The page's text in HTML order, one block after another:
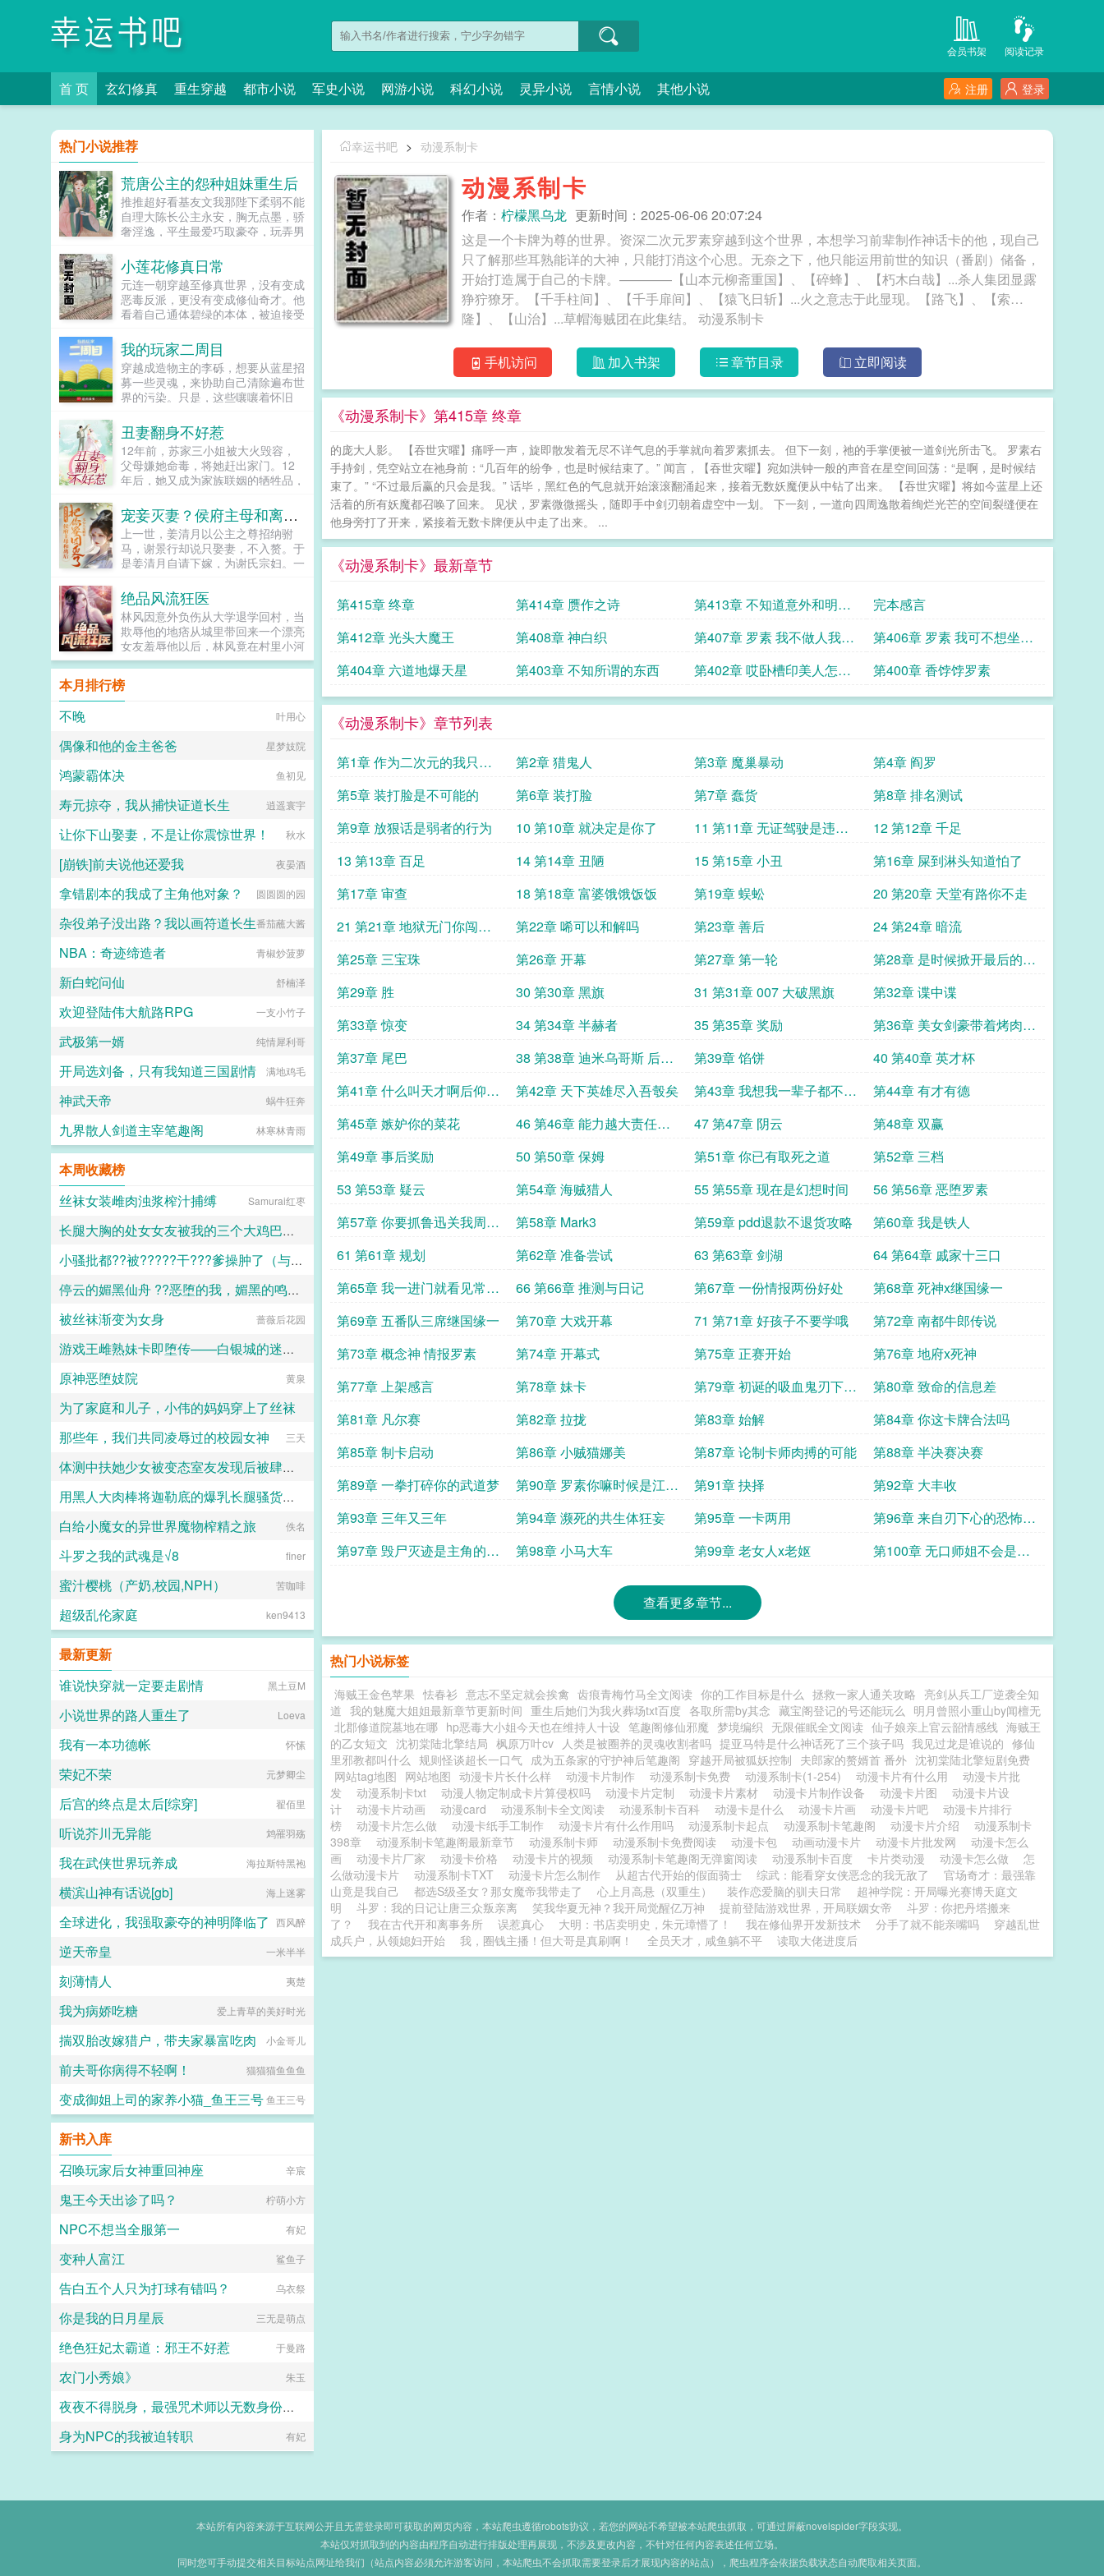
幸运书吧 阅读记录
会员书架
首 页 玄幻修真 重生穿越 都市小说 军史小说 网游小说 科幻小说 灵异小说 言情小说 其他小说 登录
注册
幸运书吧 > 动漫系制卡
动漫系制卡
作者： 柠檬黑乌龙 更新时间：2025-06-06 20:07:24
这是一个卡牌为尊的世界。资深二次元罗素穿越到这个世界，本想学习前辈制作神话卡的他，现自己
只了解那些耳熟能详的大神，只能打消这个心思。无奈之下，他只能运用前世的知识（番剧）储备，
开始打造属于自己的卡牌。————【山本元柳斋重国】、【碎蜂】、【朽木白哉】...杀人集团显露
狰狞獠牙。【千手柱间】、【千手扉间】、【猿飞日斩】...火之意志于此显现。【路飞】、【索
隆】、【山治】...草帽海贼团在此集结。 动漫系制卡
手机访问 加入书架 章节目录 立即阅读
《动漫系制卡》第415章 终章
的庞大人影。 【吞世灾曜】痛呼一声，旋即散发着无尽不详气息的手掌就向着罗素抓去。 但下一刻，祂的手掌便被一道剑光所击飞。 罗素右
手持剑，凭空站立在祂身前：“几百年的纷争，也是时候结束了。” 闻言，【吞世灾曜】宛如洪钟一般的声音在星空间回荡：“是啊，是时候结
束了。” “不过最后赢的只会是我。” 话毕，黑红色的气息就开始滚滚翻涌起来，接着无数妖魔便从中钻了出来。 【吞世灾曜】将如今蓝星上还
活着的所有妖魔都召唤了回来。 见状，罗素微微摇头，随即手中剑刃朝着虚空中一划。 下一刻，一道向四周逸散着绚烂光芒的空间裂缝便在
他身旁打了开来，紧接着无数卡牌便从中走了出来。 ...
《动漫系制卡》最新章节
第415章 终章 第414章 赝作之诗
第413章 不知道意外和明天
哪个先来
完本感言
第412章 光头大魔王
第408章 神白织
第407章 罗素 我不做人我好
像本来就不是人
第406章 罗素 我可不想坐黄
金马桶
第404章 六道地爆天星 第403章 不知所谓的东西
第402章 哎卧槽印美人怎么
那么坏
第400章 香饽饽罗素
《动漫系制卡》章节列表
第1章 作为二次元的我只能
车动漫卡了
第2章 猎鬼人 第3章 魔巢暴动
第4章 阎罗
第5章 装打脸是不可能的
第6章 装打脸 第7章 蠢货
第8章 排名测试
第9章 放狠话是弱者的行为
10 第10章 就决定是你了
11 第11章 无证驾驶是违法
行为
12 第12章 千足
13 第13章 百足
14 第14章 丑陋 15 第15章 小丑
第16章 屎到淋头知道怕了
第17章 审查
18 第18章 富婆饿饿饭饭 第19章 蜈蚣
20 第20章 天堂有路你不走
21 第21章 地狱无门你闯进
来
第22章 唏可以和解吗 第23章 善后
24 第24章 暗流
第25章 三宝珠
第26章 开幕 第27章 第一轮
第28章 是时候掀开最后的底
牌了
第29章 胜 30 第30章 黑旗 31 第31章 007 大破黑旗
第32章 谍中谍
第33章 惊变
34 第34章 半赫者 35 第35章 奖励
第36章 美女剑豪带着烤肉过
来了
第37章 尾巴
38 第38章 迪米乌哥斯 后继
有人啊
第39章 馅饼
40 第40章 英才杯
第41章 什么叫天才啊后仰
jpg
第42章 天下英雄尽入吾彀矣
第43章 我想我一辈子都不会
忘记你吧
第44章 有才有德
第45章 嫉妒你的菜花
46 第46章 能力越大责任越
大jpg
47 第47章 阴云
第48章 双赢
第49章 事后奖励
50 第50章 保姆 第51章 你已有取死之道
第52章 三档
53 第53章 疑云
第54章 海贼猎人 55 第55章 现在是幻想时间
56 第56章 恶堕罗素
第57章 你要抓鲁迅关我周树
人什么事
第58章 Mark3 第59章 pdd退款不退货攻略
第60章 我是铁人
61 第61章 规划
第62章 准备尝试 63 第63章 剑湖
64 第64章 戚家十三口
第65章 我一进门就看见常威
在打来福
66 第66章 推测与日记 第67章 一份情报两份好处
第68章 死神x继国缘一
第69章 五番队三席继国缘一
第70章 大戏开幕 71 第71章 好孩子不要学哦
第72章 南都牛郎传说
第73章 概念神 情报罗素
第74章 开幕式 第75章 正赛开始
第76章 地府x死神
第77章 上架感言
第78章 妹卡
第79章 初诞的吸血鬼刃下心
4K
第80章 致命的信息差
第81章 凡尔赛
第82章 拉拢 第83章 始解
第84章 你这卡牌合法吗
第85章 制卡启动
第86章 小贼猫娜美 第87章 论制卡师肉搏的可能
第88章 半决赛决赛
第89章 一拳打碎你的武道梦
第90章 罗素你嘛时候是江省
第一啊
第91章 抉择
第92章 大丰收
第93章 三年又三年
第94章 濒死的共生体狂妄 第95章 一卡两用
第96章 来自刃下心的恐怖威
慑力
第97章 毁尸灭迹是主角的必
第98章 小马大车 第99章 老女人x老妪
第100章 无口师姐不会是战
查看更多章节...
热门小说标签
海贼王金色苹果 怯春衫 意志不坚定就会挨禽 齿痕青梅竹马全文阅读 你的工作目标是什么 拯救一家人通关攻略 亮剑从兵工厂逆袭全知
道 我的魅魔大姐姐最新章节更新时间 重生后她们为我火葬场txt百度 各取所需by其念 藏宝阁登记的号还能玩么 明月曾照小重山by闻檀无
北郡修道院墓地在哪 hp恶毒大小姐今天也在维持人十设 笔趣阁修仙邪魔 梦境编织 无限催眠全文阅读 仙子娘亲上官云韶情感线 海贼王
的乙女短文 沈初棠陆北擎结局 枫原万叶cv 人类是被圈养的灵魂收割者吗 提亚马特是什么神话死了三个孩子吗 我见过龙是谁说的 修仙
里邪教都叫什么 规则怪谈超长一口气 成为五条家的守护神后笔趣阁 穿越开局被狐妖控制 夫郎家的赘婿首 番外 沈初棠陆北擎短剧免费
网站tag地图 网站地图 动漫卡片长什么样 动漫卡片制作 动漫系制卡免费 动漫系制卡(1-254) 动漫卡片有什么用
动漫卡片批
发
动漫系制卡txt 动漫人物定制成卡片算侵权吗 动漫卡片定制 动漫卡片素材 动漫卡片制作设备 动漫卡片图
动漫卡片设
计
动漫卡片动画 动漫card 动漫系制卡全文阅读 动漫系制卡百科 动漫卡是什么 动漫卡片画 动漫卡片吧
动漫卡片排行
榜
动漫卡片怎么做 动漫卡纸手工制作 动漫卡片有什么作用吗 动漫系制卡起点 动漫系制卡笔趣阁 动漫卡片介绍
动漫系制卡
398章
动漫系制卡笔趣阁最新章节 动漫系制卡师 动漫系制卡免费阅读 动漫卡包 动画动漫卡片 动漫卡片批发网
动漫卡怎么
画
动漫卡片厂家 动漫卡价格 动漫卡片的视频 动漫系制卡笔趣阁无弹窗阅读 动漫系制卡百度 卡片类动漫 动漫卡怎么做
怎
么做动漫卡片
动漫系制卡TXT 动漫卡片怎么制作 从超古代开始的假面骑士 综武：能看穿女侠恶念的我无敌了
官场奇才：最强靠
山竟是我自己
都选S级圣女？那女魔帝我带走了 心上月高悬（双重生） 装作恋爱脑的驯夫日常
超神学院：开局曝光赛博天庭文
明
斗罗：我的日记让唐三众叛亲离 笑我华夏无神？我开局觉醒亿万神 提前登陆游戏世界，开局联姻女帝
斗罗：你把丹塔搬来
了？
我在古代开和离事务所 误惹真心 大明：书店卖明史，朱元璋懵了！ 我在修仙界开发新技术 分手了就不能亲嘴吗
穿越乱世
成兵户，从领媳妇开始
我，圈钱主播！但大哥是真刷啊！ 全员天才，咸鱼躺不平 读取大佬进度后
热门小说推荐
荒唐公主的怨种姐妹重生后
推推超好看基友文我那陛下柔弱不能
自理大陈长公主永安，胸无点墨，骄
奢淫逸，平生最爱巧取豪夺，玩弄男
主更是不知收敛，常强掳良男入府。
终有一日，长公主掳走了北定王的养
子，激怒了北定王，使北定王谋反，
带兵打入长安，手刃长公主。而宋知
鸢，就是倒霉的，长公主手帕交。与
掳人现场。当务之急，第一件事就是
直奔长公主闺房大喊一声捡起来！把
衣裳给我捡起来！床帐里的永安长公
主探出来一张妖媚的面来，惊喜的瞧
你个大头鬼啊！再来脑袋都不保啦！
求求你补药再打男人了啊北定王的大
军都打到殿门口了姐妹你守点女德吧
他说不要不是欲擒故纵北定王耶律青
野，一生戎马，而立之年不曾成婚，
子软弱无能，性格怯懦，难当大任，
耶律青野只能将人送回长安，让他去
做个富贵闲人。直到有一日，他听
说，他的养子，在长安，给人，当，
外室。据说还是三分之一外室，那女
得宠的那个。北定王缓缓挑眉。反了
天了？爹系猛男北定王26x活泼明媚
小娇娇16人设封感谢齐九子推推超
好看基友文我那陛下柔弱不能自理by
周九续书号9125729苏蕴宜，世家庶
她被父亲视作一份礼物，将要送给年
近七十的淮江王。苏蕴宜只能在心里
说我不愿。为了逃避不公的命运，她
郎。传闻裴七郎出身名门，权势滔
看起来十分好拿捏的样子月色下，苏
哥救我。几度恩爱，数月缠绵，裴七
的虚与委蛇，苏蕴宜心知肚明。她含
子，谁知眼看好事将近，裴七郎竟去
子笑意和煦表妹好狠的心啊，竟想将
行七，正是当今陛下。苏蕴宜才知
v后日更1男女主彼此身心唯一2男女
4传统大团圆结局。...
小莲花修真日常
元连一朝穿越至修真世界，没有变成
恶毒反派，更没有变成修仙奇才。他
看着自己通体碧绿的本体，被迫接受
果还不等他畅想未来在修仙界称王称
霸成为一方霸主，就被此地主人一位
平平无奇却意外心狠手辣的少年威胁
着签订了血契，从此成了苦逼的打工
莲。元连抬头45°望天，长叹我不过
士满地跑，灵力乱窜的时代，人人都
想拔尖修仙以求长生不老。而本体作
为莲花的元连正计划着晒足日光浴，
等待舒展枝叶早日开花。而他的躺平
习剑，日日修炼，争着要当修真界最
内卷的修士，作为打工莲也被督促一
起内卷。元连再度抬头仰望天空
45°，长叹救命啊，我真的只是一朵
想要咸鱼摆烂的小莲花啊。然而躺平
是深受上天眷顾的小莲花，老天爷也
不想让他多吃修炼的苦头。再说了，
有这样一位内卷的老板在，迟早能站
到修真界巅峰位置，抱紧其大腿也是
件极好的事呀，躺平目标指日可待。
长篇剧情流文，撒娇卖萌可可爱爱莲
花受×平平无奇努力奋斗起点攻。最
后挂个预收被迫成为修真界第一卷王
沈黎，现代社会资深牛马，平平无奇
依旧要勤勤恳恳给系统打工。沈黎如
果我有罪，请让法律制裁我。系统我
们的目标是站在修真界的巅峰，踏破
虚空羽化登仙！能当神仙？...
我的玩家二周目
穿越成造物主的李砾，想要从蓝星招
募一些灵魂，来协助自己清除遍布世
界的污染。只是，这些嚷嚷着怀旧
强过头了。幕后文，第四天灾，玩家
的数量会越来越多。...
丑妻翻身不好惹
12年前，苏家三小姐被大火毁容，
父母嫌她命毒，将她赶出家门。12
年后，她又成为家族联姻的牺牲品，
到了订婚现场，她被未婚夫嫌弃，当
众退婚。情急之下，她给自己抓了个
替补未婚夫，顾家大少爷顾寒夜，完
美打脸逆袭。更让人惊讶的是，姑娘
一点都不丑，简直才貌双全，倾国倾
狡诈的老狐狸...
宠妾灭妻？侯府主母和离后把你家团灭了
上一世，姜清月以公主之尊招纳驸
马，谢景行却说只娶妻，不入赘。于
是姜清月自请下嫁，为谢氏宗妇。一
长大，觉得自己的生活终于有了盼
头。疼爱的长子披甲戴胄，凯旋之
际，却毫不留情将她斩于利剑之下。
冷冷的说你根本不是我亲生母亲。一
直到死前，她才终于知道，原来她当
初产下的是龙凤胎，谢景行把她的亲
生女儿送走，接回和外室生的儿子作
为谢府嫡长子。而她的女儿被他们一
剂药毒成了傻子，儿子被陷害的万箭
穿心而死，自己也死于一手养大的外
室子手上。重来一回，她要把这些仇
这些恨，一点一点讨回来！想让我帮
忙养孩子？做梦！！...
绝品风流狂医
林风因意外负伤从大学退学回村，当
欺辱他的地痞从城里带回来一个漂亮
女友羞辱他以后，林风竟在村里小河
意外得到了古老传承，无相诀。自此
以后，且看林风嬉戏花丛，逍遥都
市！...
本月排行榜
不晚
叶用心
偶像和他的金主爸爸 星梦妓院
鸿蒙霸体决 鱼初见
寿元掠夺，我从捕快证道长生 逍遥寰宇
让你下山娶妻，不是让你震惊世界！ 秋水
[崩铁]前夫说他还爱我 夜晏酒
拿错剧本的我成了主角他对象？ 圆圆圆的园
杂役弟子没出路？我以画符道长生番茄蘸大酱
NBA：奇迹缔造者 青椒炒菠萝
新白蛇问仙 舒楠泽
欢迎登陆伟大航路RPG 一支小竹子
武极第一婿 纯情犀利哥
开局选刘备，只有我知道三国剧情 满地鸡毛
神武天帝 蜗牛狂奔
九界散人剑道主宰笔趣阁 林寒林青雨
本周收藏榜
丝袜女装雌肉浊浆榨汁捕缚
Samurai红枣
长腿大胸的处女女友被我的三个大鸡巴室友轮番调教，狠狠灌精直到怀孕
158330
小骚批都??被?????干???爹操肿了（与狼共枕）
百无禁忌
停云的媚黑仙舟 ??恶堕的我，媚黑的鸣火首席以及仙舟??
露露
被丝袜渐变为女身 蔷薇后花园
游戏王雌熟妹卡即堕传——白银城的迷宫主?拉比丽斯篇
丁骨
原神恶堕妓院 黄泉
为了家庭和儿子，小伟的妈妈穿上了丝袜
daokee
那些年，我们共同凌辱过的校园女神 三天
体测中扶她少女被变态室友发现后被肆意玩弄
愿璀璨的北极光永远闪耀
用黑人大肉棒将迦勒底的爆乳长腿骚货英灵一个个的全都调教成发情媚黑母猪贱婊吧
克图格亚改二
白给小魔女的异世界魔物榨精之旅 佚名
斗罗之我的武魂是√8 finer
蜜汁樱桃（产奶,校园,NPH） 苦咖啡
超级乱伦家庭 ken9413
最新更新
谁说快穿就一定要走剧情
黑土豆M
小说世界的路人重生了 Loeva
我有一本功德帐 怀愫
荣妃不荣 元梦卿尘
后宫的终点是太后[综穿] 翟佰里
听说芥川无异能 鸩罹羽殇
我在武侠世界玩养成 海拉斯特黑袍
横滨山神有话说[gb] 海上迷雾
全球进化，我强取豪夺的神明降临了 西风醉
逆天帝皇 一米半半
刻薄情人 夷楚
我为病娇吃糖 爱上青草的美好时光
揣双胎改嫁猎户，带夫家暴富吃肉 小金哥儿
前夫哥你病得不轻啊！ 猫猫猫鱼鱼鱼
变成御姐上司的家养小猫_鱼王三号鱼王三号
新书入库
召唤玩家后女神重回神座
辛宸
鬼王今天出诊了吗？ 柠萌小方
NPC不想当全服第一 有妃
变种人富江 鲨鱼子
告白五个人只为打球有错吗？ 乌衣祭
你是我的日月星辰 三无是萌点
绝色狂妃太霸道：邪王不好惹 于曼路
农门小秀娘》 朱玉
夜夜不得脱身，最强咒术师以无数身份向我靠近
烤橙
身为NPC的我被迫转职 有妃
本站所有内容来源于互联网公开且无需登录即可获取的网页内容，本站爬虫遵循robots协议，若您的网站不希望被本站爬虫抓取，可通过屏蔽novelspider字段实现。
本站仅对抓取到的内容由程序自动进行排版处理再展现，不涉及更改内容，不针对任何内容表述任何立场。
同时您可手动提交相关目标站点网址给我们（站点内容必须允许游客访问，本站爬虫不会抓取需要登录后才展现内容的站点），爬虫程序会依据负载状态自动爬取相关页面。